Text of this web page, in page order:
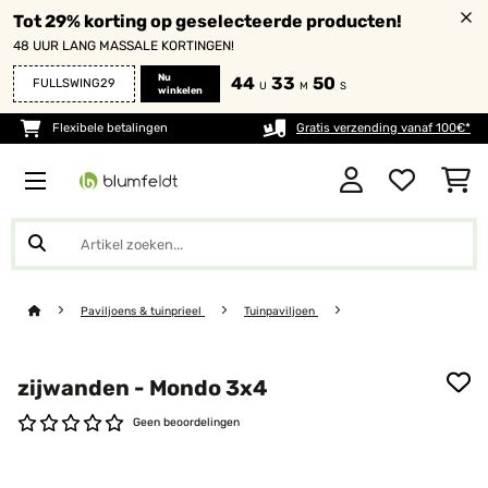
Tot 29% korting op geselecteerde producten!
48 UUR LANG MASSALE KORTINGEN!
FULLSWING29
Nu
winkelen
44 U 33 M 50 S
Flexibele betalingen Gratis verzending vanaf 100€*
Paviljoens & tuinprieel Tuinpaviljoen
zijwanden - Mondo 3x4
Geen beoordelingen